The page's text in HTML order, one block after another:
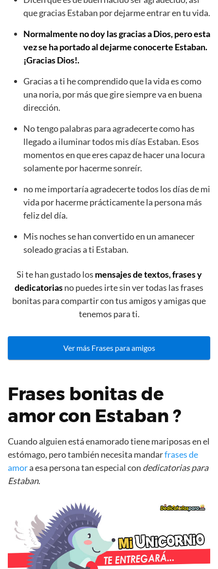
que gracias Estaban por dejarme entrar en tu vida.
Normalmente no doy las gracias a Dios, pero esta
vez se ha portado al dejarme conocerte Estaban.
¡Gracias Dios!.
Gracias a ti he comprendido que la vida es como
una noria, por más que gire siempre va en buena
dirección.
No tengo palabras para agradecerte como has
llegado a iluminar todos mis días Estaban. Esos
momentos en que eres capaz de hacer una locura
solamente por hacerme sonreír.
no me importaría agradecerte todos los días de mi
vida por hacerme prácticamente la persona más
feliz del día.
Mis noches se han convertido en un amanecer
soleado gracias a ti Estaban.
Si te han gustado los mensajes de textos, frases y
dedicatoriasno puedes irte sin ver todas las frases
bonitas para compartir con tus amigos y amigas que
tenemos para ti.
Ver más Frases para amigos
Frases bonitas de
amor con Estaban ?
Cuando alguien está enamorado tiene mariposas en el
estómago, pero también necesita mandarfrases de
amora esa persona tan especial con dedicatorias para
Estaban.